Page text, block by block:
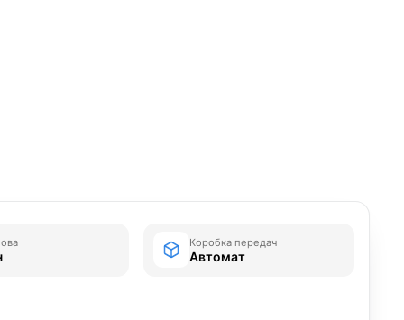
Коробка передач
Автомат